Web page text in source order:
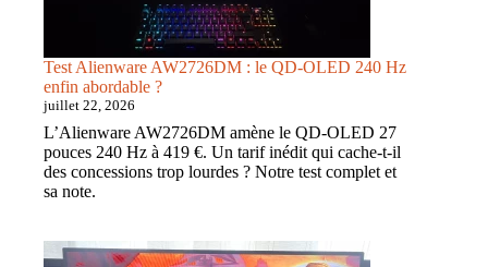
Test Alienware AW2726DM : le QD-OLED 240 Hz
enfin abordable ?
juillet 22, 2026
L’Alienware AW2726DM amène le QD-OLED 27
pouces 240 Hz à 419 €. Un tarif inédit qui cache-t-il
des concessions trop lourdes ? Notre test complet et
sa note.